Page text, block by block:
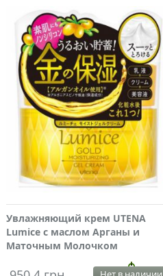
Увлажняющий крем UTENA
Lumice с маслом Арганы и
Маточным Молочком